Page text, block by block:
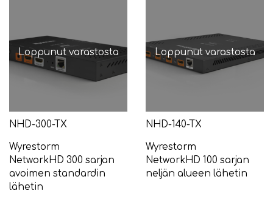
Loppunut varastosta
NHD-300-TX
Wyrestorm
NetworkHD 300 sarjan
avoimen standardin
lähetin
Loppunut varastosta
NHD-140-TX
Wyrestorm
NetworkHD 100 sarjan
neljän alueen lähetin